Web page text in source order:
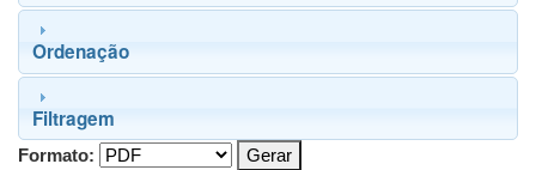
Ordenação
Filtragem
Formato: